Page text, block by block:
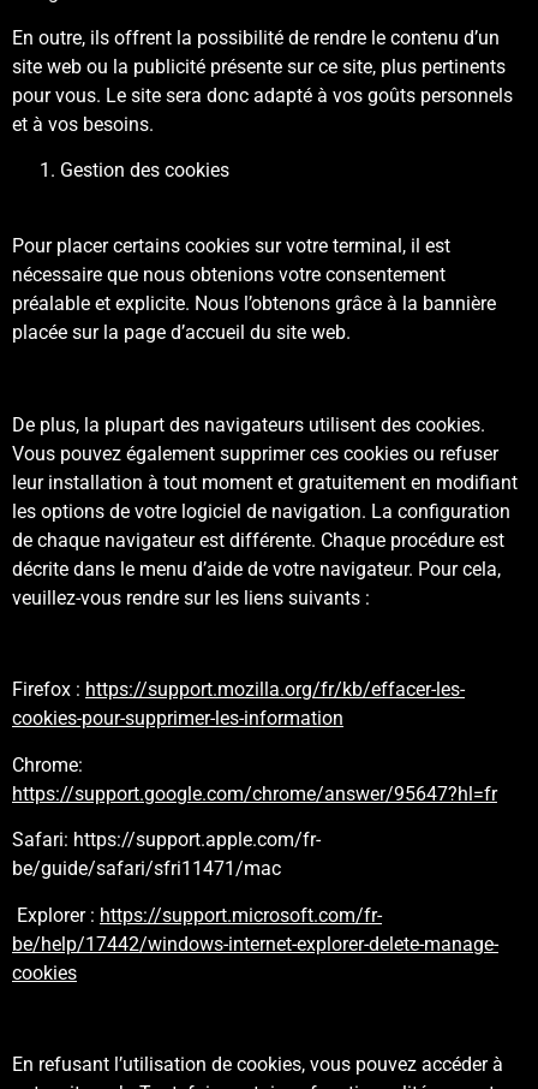
En outre, ils offrent la possibilité de rendre le contenu d’un
site web ou la publicité présente sur ce site, plus pertinents
pour vous. Le site sera donc adapté à vos goûts personnels
et à vos besoins.
Gestion des cookies
Pour placer certains cookies sur votre terminal, il est
nécessaire que nous obtenions votre consentement
préalable et explicite. Nous l’obtenons grâce à la bannière
placée sur la page d’accueil du site web.
De plus, la plupart des navigateurs utilisent des cookies.
Vous pouvez également supprimer ces cookies ou refuser
leur installation à tout moment et gratuitement en modifiant
les options de votre logiciel de navigation. La configuration
de chaque navigateur est différente. Chaque procédure est
décrite dans le menu d’aide de votre navigateur. Pour cela,
veuillez-vous rendre sur les liens suivants :
Firefox : https://support.mozilla.org/fr/kb/effacer-les-
cookies-pour-supprimer-les-information
Chrome:
https://support.google.com/chrome/answer/95647?hl=fr
Safari: https://support.apple.com/fr-
be/guide/safari/sfri11471/mac
Explorer : https://support.microsoft.com/fr-
be/help/17442/windows-internet-explorer-delete-manage-
cookies
En refusant l’utilisation de cookies, vous pouvez accéder à